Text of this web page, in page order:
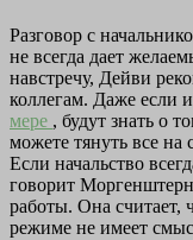
Разговор с
не всегда дает
навстречу, Дейви
коллегам. Даже если
мере , будут знать о
можете тянуть все на
Если начальство
говорит
работы. Она считает,
режиме не имеет